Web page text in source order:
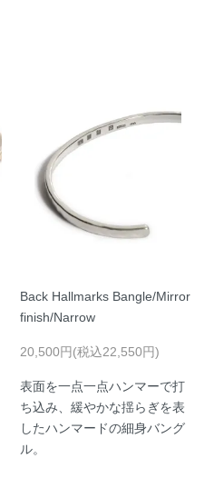
Back Hallmarks Bangle/Mirror
finish/Narrow
20,500円(税込22,550円)
表面を一点一点ハンマーで打
ち込み、緩やかな揺らぎを表
したハンマードの細身バング
ル。